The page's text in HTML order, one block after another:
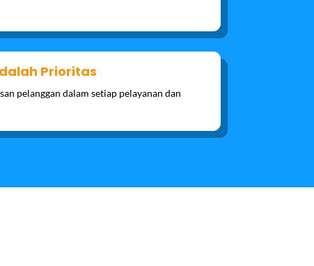
Prioritas
pelanggan dalam setiap pelayanan dan